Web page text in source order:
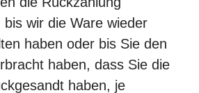
bis wir die Ware wieder
haben oder bis Sie den
haben, dass Sie die
haben, je